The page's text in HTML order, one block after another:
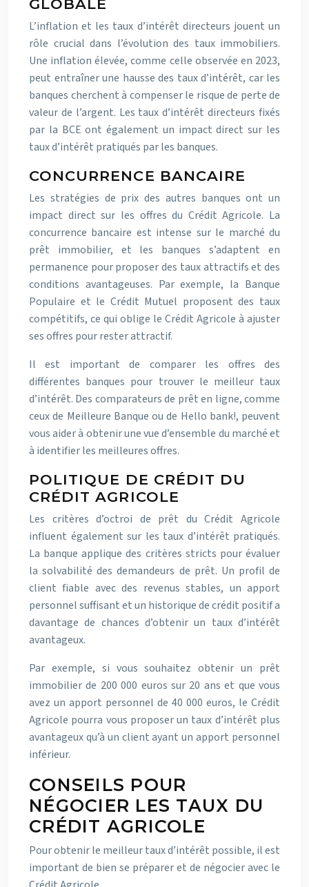
GLOBALE
L’inflation et les taux d’intérêt directeurs jouent un
rôle crucial dans l’évolution des taux immobiliers.
Une inflation élevée, comme celle observée en 2023,
peut entraîner une hausse des taux d’intérêt, car les
banques cherchent à compenser le risque de perte de
valeur de l’argent. Les taux d’intérêt directeurs fixés
par la BCE ont également un impact direct sur les
taux d’intérêt pratiqués par les banques.
CONCURRENCE BANCAIRE
Les stratégies de prix des autres banques ont un
impact direct sur les offres du Crédit Agricole. La
concurrence bancaire est intense sur le marché du
prêt immobilier, et les banques s’adaptent en
permanence pour proposer des taux attractifs et des
conditions avantageuses. Par exemple, la Banque
Populaire et le Crédit Mutuel proposent des taux
compétitifs, ce qui oblige le Crédit Agricole à ajuster
ses offres pour rester attractif.
Il est important de comparer les offres des
différentes banques pour trouver le meilleur taux
d’intérêt. Des comparateurs de prêt en ligne, comme
ceux de Meilleure Banque ou de Hello bank!, peuvent
vous aider à obtenir une vue d’ensemble du marché et
à identifier les meilleures offres.
POLITIQUE DE CRÉDIT DU
CRÉDIT AGRICOLE
Les critères d’octroi de prêt du Crédit Agricole
influent également sur les taux d’intérêt pratiqués.
La banque applique des critères stricts pour évaluer
la solvabilité des demandeurs de prêt. Un profil de
client fiable avec des revenus stables, un apport
personnel suffisant et un historique de crédit positif a
davantage de chances d’obtenir un taux d’intérêt
avantageux.
Par exemple, si vous souhaitez obtenir un prêt
immobilier de 200 000 euros sur 20 ans et que vous
avez un apport personnel de 40 000 euros, le Crédit
Agricole pourra vous proposer un taux d’intérêt plus
avantageux qu’à un client ayant un apport personnel
inférieur.
CONSEILS POUR
NÉGOCIER LES TAUX DU
CRÉDIT AGRICOLE
Pour obtenir le meilleur taux d’intérêt possible, il est
important de bien se préparer et de négocier avec le